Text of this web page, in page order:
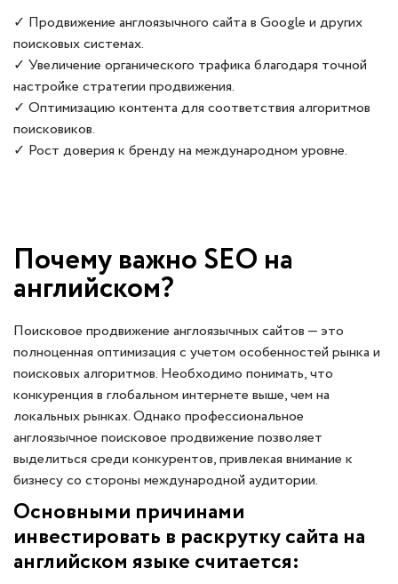
✓ Продвижение англоязычного сайта в Google и других
поисковых системах.
✓ Увеличение органического трафика благодаря точной
настройке стратегии продвижения.
✓ Оптимизацию контента для соответствия алгоритмов
поисковиков.
✓ Рост доверия к бренду на международном уровне.
Почему важно SEO на
английском?
Поисковое продвижение англоязычных сайтов — это
полноценная оптимизация с учетом особенностей рынка и
поисковых алгоритмов. Необходимо понимать, что
конкуренция в глобальном интернете выше, чем на
локальных рынках. Однако профессиональное
англоязычное поисковое продвижение позволяет
выделиться среди конкурентов, привлекая внимание к
бизнесу со стороны международной аудитории.
Основными причинами
инвестировать в раскрутку сайта на
английском языке считается: